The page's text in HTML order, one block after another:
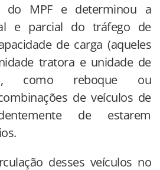
do MPF e determinou a
e parcial do tráfego de
de carga (aqueles
tratora e unidade de
como reboque ou
de veículos de
de estarem
desses veículos no